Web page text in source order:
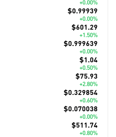
+0.00%
$0.99939
+0.00%
$601.29
+1.50%
$0.999639
+0.00%
$1.04
+0.50%
$75.93
+2.80%
$0.329854
+0.60%
$0.070038
+0.00%
$511.74
+0.80%